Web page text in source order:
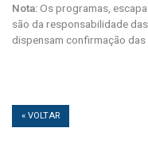
Nota:Os programas,
são da responsabilidade
dispensam confirmação
« VOLTAR